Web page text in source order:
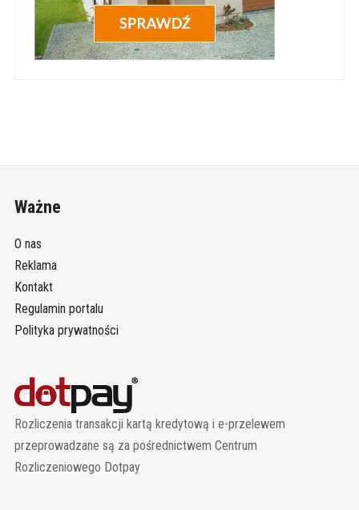
Ważne
O nas
Reklama
Kontakt
Regulamin portalu
Polityka prywatności
Rozliczenia transakcji kartą kredytową i e-przelewem
przeprowadzane są za pośrednictwem Centrum
Rozliczeniowego Dotpay